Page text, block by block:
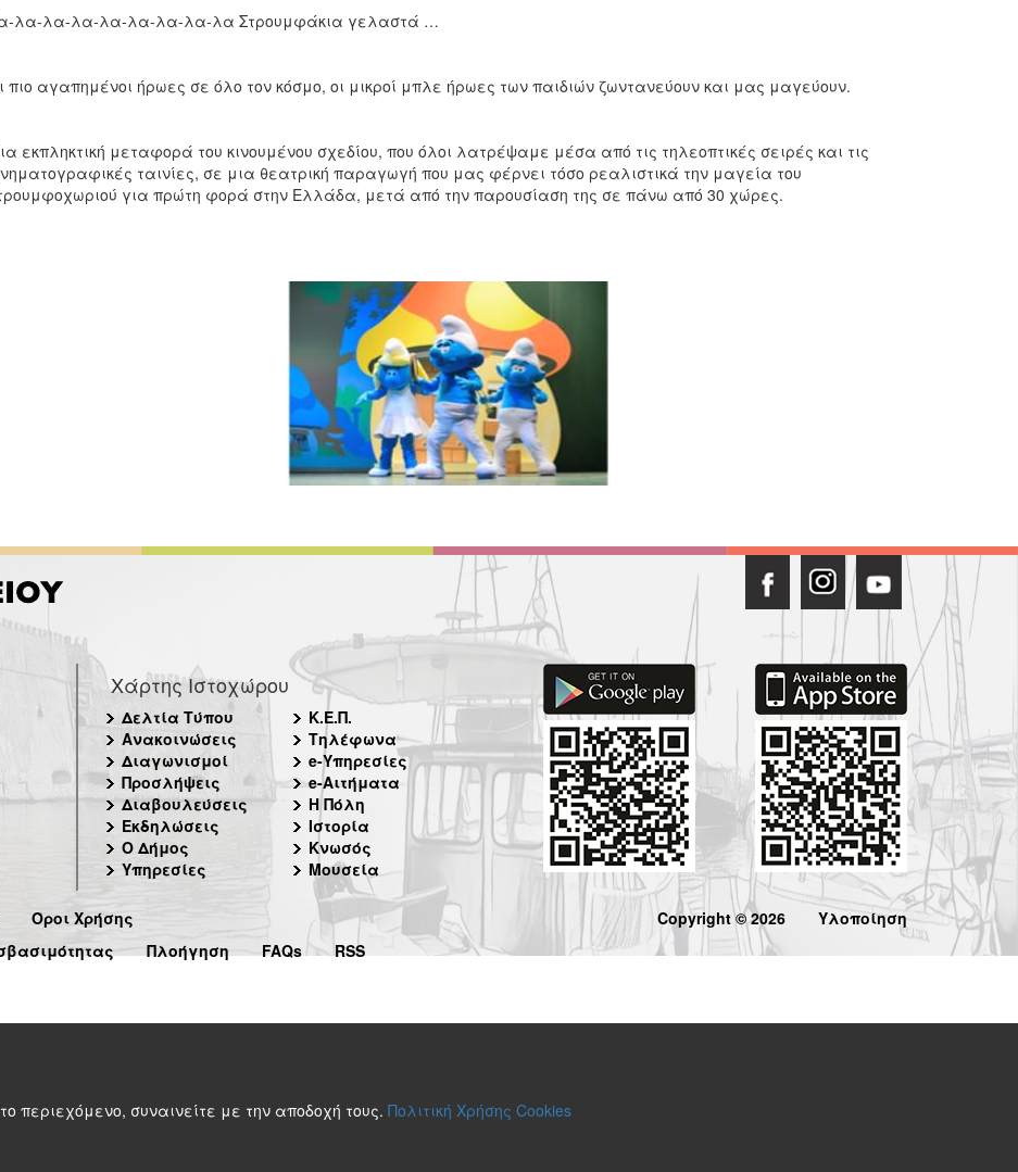
λα-λα-λα-λα-λα-λα-λα-λα Στρουμφάκια γελαστά …
πιο αγαπημένοι ήρωες σε όλο τον κόσμο, οι μικροί μπλε ήρωες των παιδιών ζωντανεύουν και μας μαγεύουν.
εκπληκτική μεταφορά του κινουμένου σχεδίου, που όλοι λατρέψαμε μέσα από τις τηλεοπτικές σειρές και τις
ταινίες, σε μια θεατρική παραγωγή που μας φέρνει τόσο ρεαλιστικά την μαγεία του
για πρώτη φορά στην Ελλάδα, μετά από την παρουσίαση της σε πάνω από 30 χώρες.
Χάρτης Ιστοχώρου
Δελτία Τύπου
Ανακοινώσεις
Διαγωνισμοί
Προσλήψεις
Διαβουλεύσεις
Εκδηλώσεις
Ο Δήμος
Υπηρεσίες
Κ.Ε.Π.
Τηλέφωνα
e-Υπηρεσίες
e-Αιτήματα
Η Πόλη
Ιστορία
Κνωσός
Μουσεία
Όροι Χρήσης
Πλοήγηση FAQs RSS
Copyright © 2026 Υλοποίηση
περιεχόμενο, συναινείτε με την αποδοχή τους. Πολιτική Χρήσης Cookies